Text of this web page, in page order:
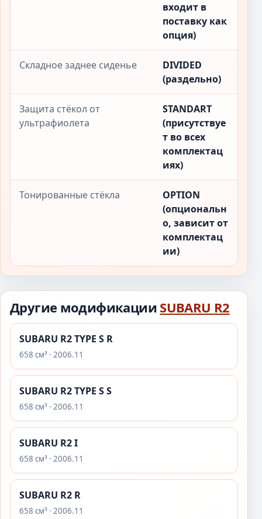
входит в
поставку как
опция)
Складное заднее сиденье
DIVIDED
(раздельно)
Защита стёкол от
ультрафиолета
STANDART
(присутствуе
т во всех
комплектац
иях)
Тонированные стёкла
OPTION
(опциональн
о, зависит от
комплектац
ии)
Другие модификации SUBARU R2
SUBARU R2 TYPE S R
658 см³ · 2006.11
SUBARU R2 TYPE S S
658 см³ · 2006.11
SUBARU R2 I
658 см³ · 2006.11
SUBARU R2 R
658 см³ · 2006.11